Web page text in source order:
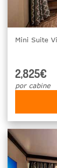
Mini Suite
2,825€
por cabine